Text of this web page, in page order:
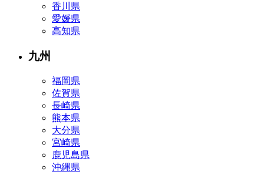
香川県
愛媛県
高知県
九州
福岡県
佐賀県
長崎県
熊本県
大分県
宮崎県
鹿児島県
沖縄県